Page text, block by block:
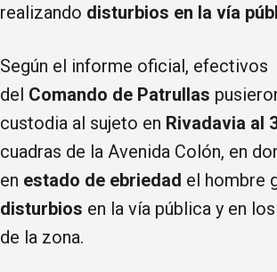
realizando disturbios en la vía
Según el informe oficial, efectivos
del Comando de Patrullas
custodia al sujeto en Rivadavia al
cuadras de la Avenida Colón, en
en estado de ebriedad el hombre
disturbios en la vía pública y en
de la zona.